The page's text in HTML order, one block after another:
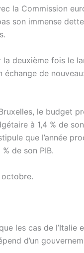
la Commission
son immense
la deuxième fois le
échange de
le budget
à 1,4 % de
que l’année
de son PIB.
les cas de l’Italie
d’un